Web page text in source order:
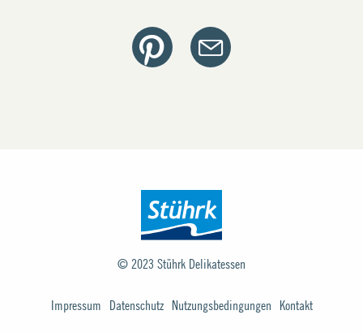
© 2023 Stührk Delikatessen
Impressum Datenschutz Nutzungsbedingungen Kontakt